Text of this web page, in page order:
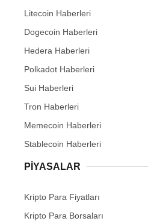
Litecoin Haberleri
Dogecoin Haberleri
Hedera Haberleri
Polkadot Haberleri
Sui Haberleri
Tron Haberleri
Memecoin Haberleri
Stablecoin Haberleri
PIYASALAR
Kripto Para Fiyatları
Kripto Para Borsaları